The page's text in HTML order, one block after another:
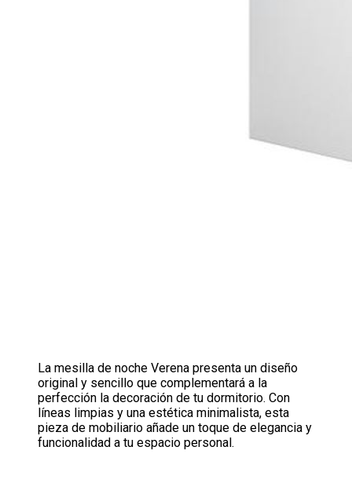
La mesilla de noche Verena presenta un diseño
original y sencillo que complementará a la
perfección la decoración de tu dormitorio. Con
líneas limpias y una estética minimalista, esta
pieza de mobiliario añade un toque de elegancia y
funcionalidad a tu espacio personal.